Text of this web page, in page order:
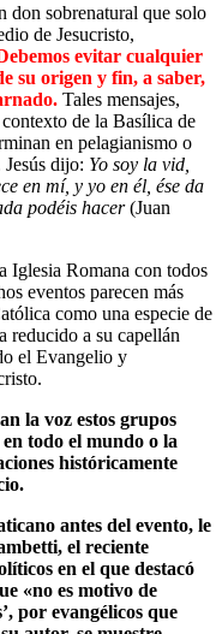
sobrenatural que solo
de Jesucristo,
evitar cualquier
su origen y fin, a saber,
Tales mensajes,
de la Basílica de
en pelagianismo o
dijo: Yo soy la vid,
en mí, y yo en él, ése da
podéis hacer(Juan
Iglesia Romana con todos
eventos parecen más
como una especie de
reducido a su capellán
el Evangelio y
la voz estos grupos
todo el mundo o la
históricamente
antes del evento, le
el reciente
en el que destacó
«no es motivo de
por evangélicos que